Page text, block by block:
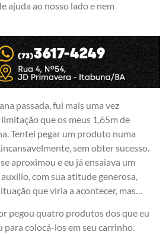
ajuda ao nosso lado e nem
passada, fui mais uma vez
que os meus 1,65m de
Tentei pegar um produto numa
sem obter sucesso.
aproximou e eu já ensaiava um
com sua atitude generosa,
que viria a acontecer, mas…
pegou quatro produtos dos que eu
para colocá-los em seu carrinho.